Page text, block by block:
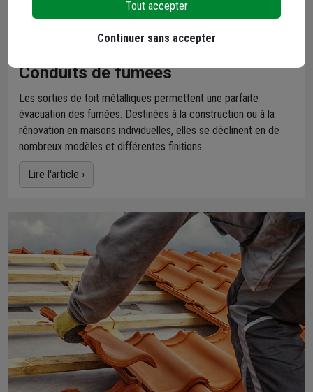
Conduits de fumées
Les sorties de toit métalliques permettent une parfaite
évacuation des fumées. Destinées à la construction ou à la
rénovation en maisons individuelles, elles se déclinent en de
nombreux modèles et différentes finitions.
Lire l'article ›
Tout accepter
Continuer sans accepter